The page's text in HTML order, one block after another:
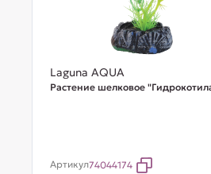
Laguna AQUA
Растение шелковое
Артикул74044174